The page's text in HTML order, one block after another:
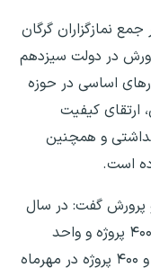
جمعه ۲۸ شهریور در جمع نمازگزاران گرگان
در دولت سیزدهم
اساسی در حوزه
ارتقای کیفیت
و همچنین
است.
پرورش گفت: در سال
نخست فعالیت دولت حدود هفت هزار و ۴۰۰ پروژه و واحد
آموزشی تعریف شده که از این تعداد هزار و ۴۰۰ پروژه در مهرماه